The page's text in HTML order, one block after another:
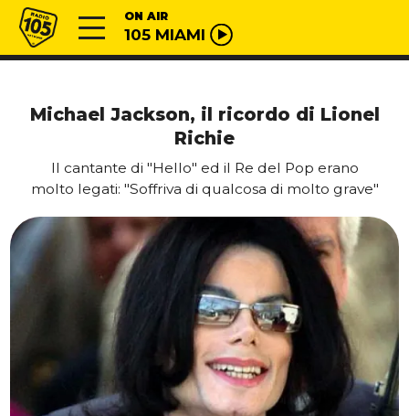
Vai al contenuto
Radio 105 ON AIR
105 MIAMI
Michael Jackson, il ricordo di Lionel
Richie
Il cantante di "Hello" ed il Re del Pop erano
molto legati: "Soffriva di qualcosa di molto grave"